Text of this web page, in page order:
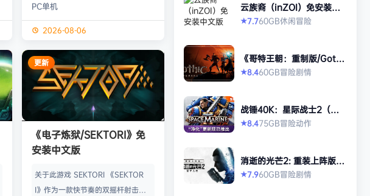
的工匠起步，循序渐进地规划、生产
并筑起宏伟建筑。管理村民，搭建生
的节奏繁荣发展——无压力，并享受
精巧系统带来的成就感。 探索三大
区域——山间隘口、沙漠平原与肥沃
河谷——各自拥有独特资源、挑战与
令人忍不住截图的景致。地貌不仅是
背景；它会塑造你的策略与可达成的
目标。发掘古老工…
PC单机
2026-08-06
更新
《电子炼狱/SEKTORI》免
安装中文版
关于此游戏 SEKTORI 《SEKTOR
I》作为一款快节奏的双摇杆射击游
云族裔（inZOI）免安装中
文版
★7.760GB休闲冒险
《哥特王朝：重制版/Gothi
c 1 Remake》免安装中文
版
★8.460GB冒险剧情
战锤40K：星际战士2（Wa
rhammer 40,000: Space
Marine 2）免安装中文版
★8.475GB冒险动作
消逝的光芒2: 重装上阵版
（Dying Light 2 Stay Hu
man: Reloaded Edition）
★7.960GB冒险剧情